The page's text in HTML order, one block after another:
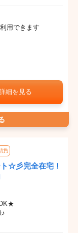
用できます
細を見る
負
☆彡完全在宅！